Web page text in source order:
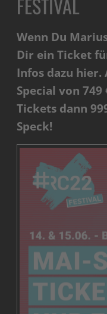
FESTIVAL
Wenn Du
Dir ein Ticket
Infos dazu
Special von
Tickets dann
Speck!